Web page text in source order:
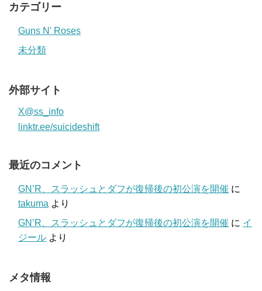
カテゴリー
Guns N' Roses
未分類
外部サイト
X@ss_info
linktr.ee/suicideshift
最近のコメント
GN’R、スラッシュとダフが復帰後の初公演を開催 に
takuma より
GN’R、スラッシュとダフが復帰後の初公演を開催 に イ
ジール より
メタ情報